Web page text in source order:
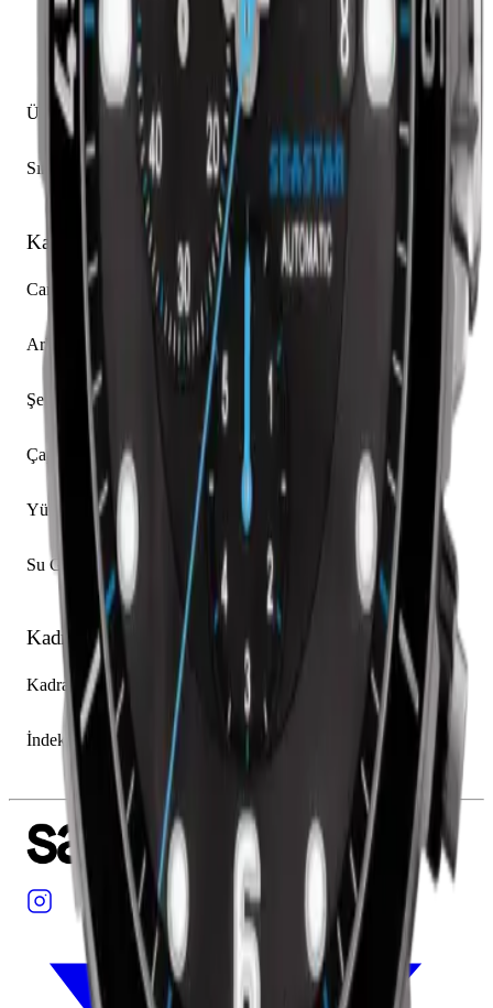
Küçük Saniye
Tarih
Kronograf
Üretim Yılı
2014
Sınırlı Üretim
Kasa
Cam
Arka Kapak
Açık
Şekil
Yuvarlak
Çap
48.00 mm
Yükseklik
17.28 mm
Su Geçirmezlik
300.00 m
Kadran
Kadran Rengi
Siyah
İndeksler
Arap Rakamı